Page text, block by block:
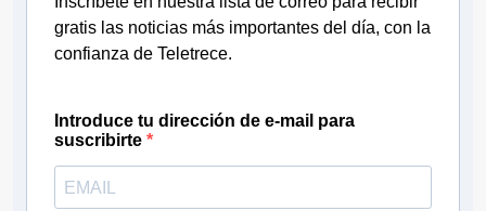
gratis las noticias más importantes del día, con la
confianza de Teletrece.
Introduce tu dirección de e-mail para
suscribirte